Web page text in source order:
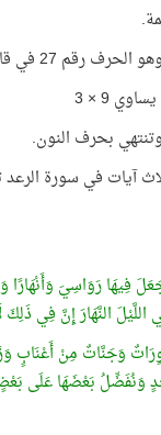
قائمة الحروف الهجائية!
بحرف النون.
آيات في سورة الرعد
فِيهَا رَوَاسِيَ
النَّهَارَ إِنَّ فِي
وَجَنَّاتٌ مِنْ أَعْنَابٍ
وَنُفَضِّلُ بَعْضَهَا عَلَى